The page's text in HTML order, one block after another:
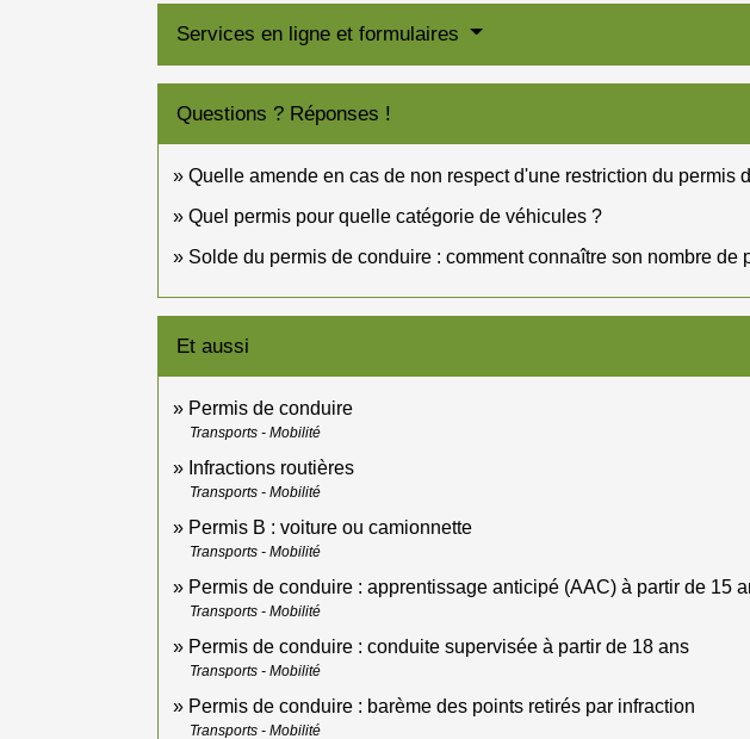
Services en ligne et formulaires
Questions ? Réponses !
Quelle amende en cas de non respect d'une restriction du permis
Quel permis pour quelle catégorie de véhicules ?
Solde du permis de conduire : comment connaître son nombre de
Et aussi
Permis de conduire
Transports - Mobilité
Infractions routières
Transports - Mobilité
Permis B : voiture ou camionnette
Transports - Mobilité
Permis de conduire : apprentissage anticipé (AAC) à partir de 15
Transports - Mobilité
Permis de conduire : conduite supervisée à partir de 18 ans
Transports - Mobilité
Permis de conduire : barème des points retirés par infraction
Transports - Mobilité